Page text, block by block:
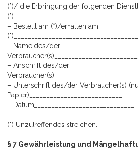
(*)/ die Erbringung der folgenden
(*)___________________________
– Bestellt am (*)/erhalten am
(*)____________________________________
– Name des/der
– Anschrift des/der
– Unterschrift des/der Verbraucher(s)
Papier)___________________________
– Datum_____________________________
(*) Unzutreffendes streichen.
§ 7 Gewährleistung und